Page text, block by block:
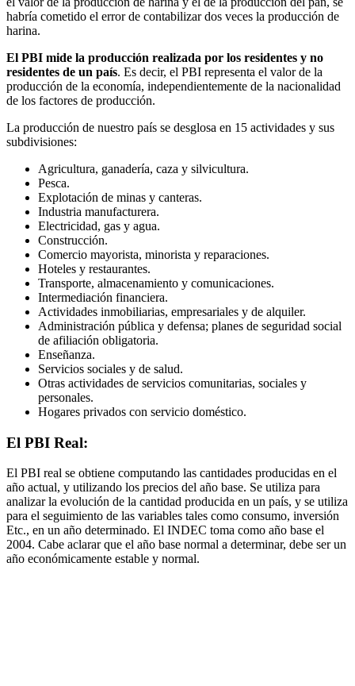
habría cometido el error de contabilizar dos veces la producción de
harina.
El PBI mide la producción realizada por los residentes y no
residentes de un país. Es decir, el PBI representa el valor de la
producción de la economía, independientemente de la nacionalidad
de los factores de producción.
La producción de nuestro país se desglosa en 15 actividades y sus
subdivisiones:
Agricultura, ganadería, caza y silvicultura.
Pesca.
Explotación de minas y canteras.
Industria manufacturera.
Electricidad, gas y agua.
Construcción.
Comercio mayorista, minorista y reparaciones.
Hoteles y restaurantes.
Transporte, almacenamiento y comunicaciones.
Intermediación financiera.
Actividades inmobiliarias, empresariales y de alquiler.
Administración pública y defensa; planes de seguridad social
de afiliación obligatoria.
Enseñanza.
Servicios sociales y de salud.
Otras actividades de servicios comunitarias, sociales y
personales.
Hogares privados con servicio doméstico.
El PBI Real:
El PBI real se obtiene computando las cantidades producidas en el
año actual, y utilizando los precios del año base. Se utiliza para
analizar la evolución de la cantidad producida en un país, y se utiliza
para el seguimiento de las variables tales como consumo, inversión
Etc., en un año determinado. El INDEC toma como año base el
2004. Cabe aclarar que el año base normal a determinar, debe ser un
año económicamente estable y normal.